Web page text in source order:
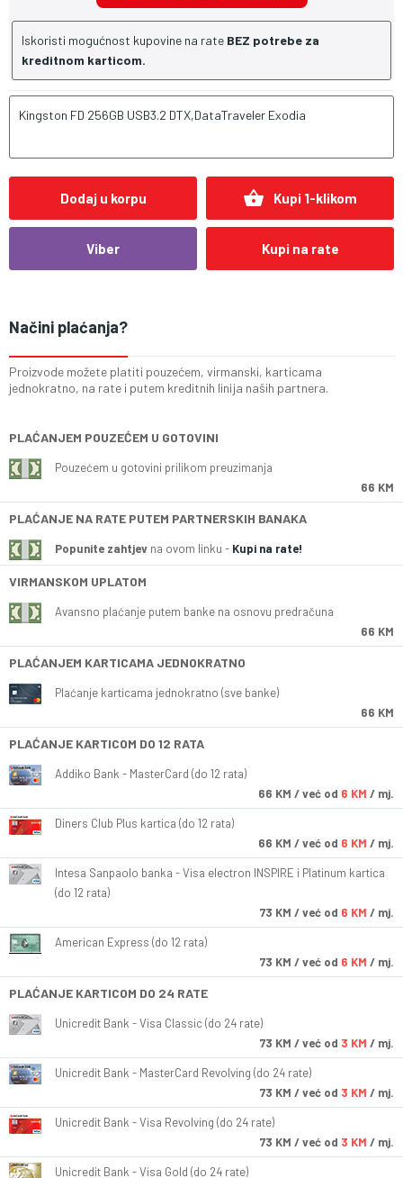
Iskoristi mogućnost kupovine na rate BEZ potrebe za
kreditnom karticom.
Kingston FD 256GB USB3.2 DTX,DataTraveler Exodia
Dodaj u korpu shopping_basket Kupi 1-klikom
Viber Kupi na rate
Načini plaćanja?
Proizvode možete platiti pouzećem, virmanski, karticama
jednokratno, na rate i putem kreditnih linija naših partnera.
PLAĆANJEM POUZEĆEM U GOTOVINI
Pouzećem u gotovini prilikom preuzimanja
66 KM
PLAĆANJE NA RATE PUTEM PARTNERSKIH BANAKA
Popunite zahtjev na ovom linku - Kupi na rate!
VIRMANSKOM UPLATOM
Avansno plaćanje putem banke na osnovu predračuna
66 KM
PLAĆANJEM KARTICAMA JEDNOKRATNO
Plaćanje karticama jednokratno (sve banke)
66 KM
PLAĆANJE KARTICOM DO 12 RATA
Addiko Bank - MasterCard (do 12 rata)
66 KM / već od 6 KM / mj.
Diners Club Plus kartica (do 12 rata)
66 KM / već od 6 KM / mj.
Intesa Sanpaolo banka - Visa electron INSPIRE i Platinum kartica
(do 12 rata)
73 KM / već od 6 KM / mj.
American Express (do 12 rata)
73 KM / već od 6 KM / mj.
PLAĆANJE KARTICOM DO 24 RATE
Unicredit Bank - Visa Classic (do 24 rate)
73 KM / već od 3 KM / mj.
Unicredit Bank - MasterCard Revolving (do 24 rate)
73 KM / već od 3 KM / mj.
Unicredit Bank - Visa Revolving (do 24 rate)
73 KM / već od 3 KM / mj.
Unicredit Bank - Visa Gold (do 24 rate)